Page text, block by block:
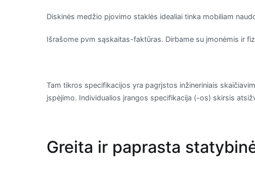
Diskinės medžio pjovimo staklės idealiai tinka mobiliam
Išrašome pvm sąskaitas-faktūras. Dirbame su įmonėmis ir
Tam tikros specifikacijos yra pagrįstos inžineriniais
įspėjimo. Individualios įrangos specifikacija (-os) skirsis
Greita ir paprasta